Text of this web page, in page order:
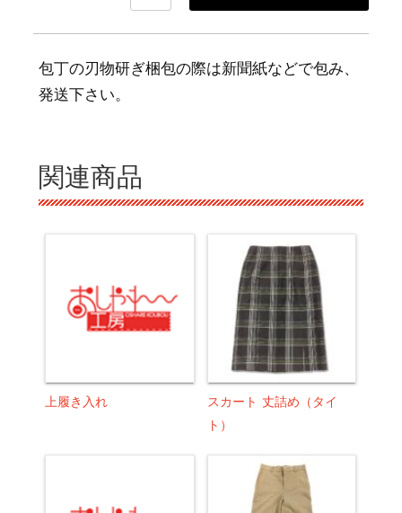
包丁の刃物研ぎ梱包の際は新聞紙などで包み、
発送下さい。
関連商品
上履き入れ
スカート 丈詰め（タイ
ト）